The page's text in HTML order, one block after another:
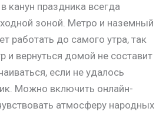
канун праздника всегда
зоной. Метро и наземный
работать до самого утра, так
и вернуться домой не составит
если не удалось
Можно включить онлайн-
атмосферу народных